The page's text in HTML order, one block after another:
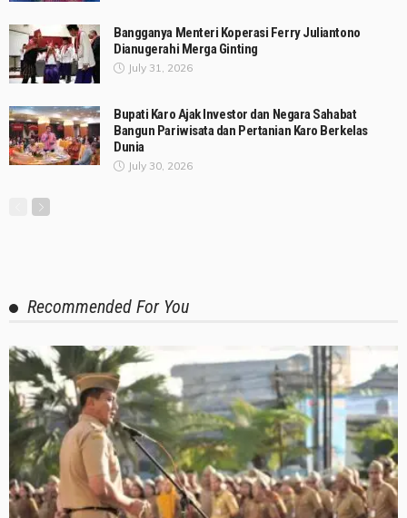
Bangganya Menteri Koperasi Ferry Juliantono
Dianugerahi Merga Ginting
July 31, 2026
Bupati Karo Ajak Investor dan Negara Sahabat
Bangun Pariwisata dan Pertanian Karo Berkelas
Dunia
July 30, 2026
Recommended For You